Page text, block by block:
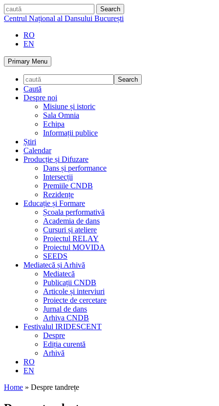
Skip
to
caută
Centrul Național al Dansului București
RO
EN
Primary Menu
Caută
Despre noi
Misiune și istoric
Sala Omnia
Echipa
Informații publice
Știri
Calendar
Producție și Difuzare
Dans și performance
Intersecții
Premiile CNDB
Rezidențe
Educație și Formare
Școala performativă
Academia de dans
Cursuri și ateliere
Proiectul RELAY
Proiectul MOVIDA
SEEDS
Mediatecă și Arhivă
Mediatecă
Publicații CNDB
Articole și interviuri
Proiecte de cercetare
Jurnal de dans
Arhiva CNDB
Festivalul IRIDESCENT
Despre
Ediția curentă
Arhivă
RO
EN
Home » Despre tandrețe